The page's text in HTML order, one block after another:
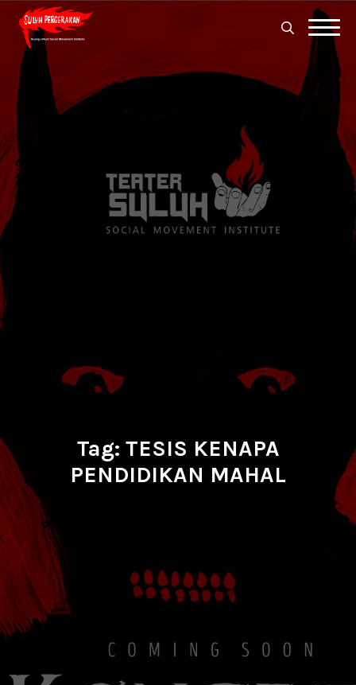
Search
for:
Tag: TESIS KENAPA
PENDIDIKAN MAHAL